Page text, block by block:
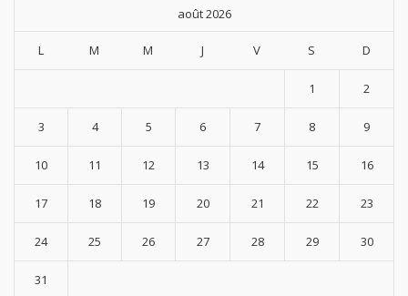
août 2026
L M M J V S D
1 2
3 4 5 6 7 8 9
10 11 12 13 14 15 16
17 18 19 20 21 22 23
24 25 26 27 28 29 30
31